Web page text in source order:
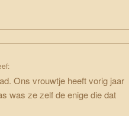
Ons vrouwtje heeft vorig jaar
was ze zelf de enige die dat